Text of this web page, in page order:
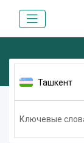
Ташкент